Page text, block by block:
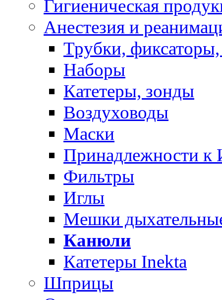
Гигиеническая
Анестезия и
Трубки,
Наборы
Катетеры, зонды
Воздуховоды
Маски
Принадлежности
Фильтры
Иглы
Мешки
Канюли
Катетеры Inekta
Шприцы